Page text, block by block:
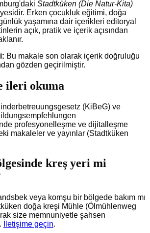
Stadtküken (Die Natur-Kita)
Erken çocukluk eğitimi, doğa
yaşamına dair içerikleri editoryal
açık, pratik ve içerik açısından
Bu makale son olarak içerik doğruluğu
gözden geçirilmiştir.
ileri okuma
(KiBeG) ve
profesyonelleşme ve dijitalleşme
makaleler ve yayınlar (Stadtküken
kreş yeri mi
veya komşu bir bölgede bakım mı
doğa kreşi Mühle (Ölmühlenweg
size memnuniyetle şahsen
İletişime geçin.